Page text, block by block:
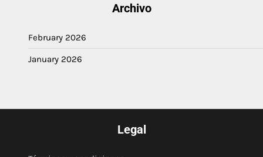
Archivo
February 2026
January 2026
Legal